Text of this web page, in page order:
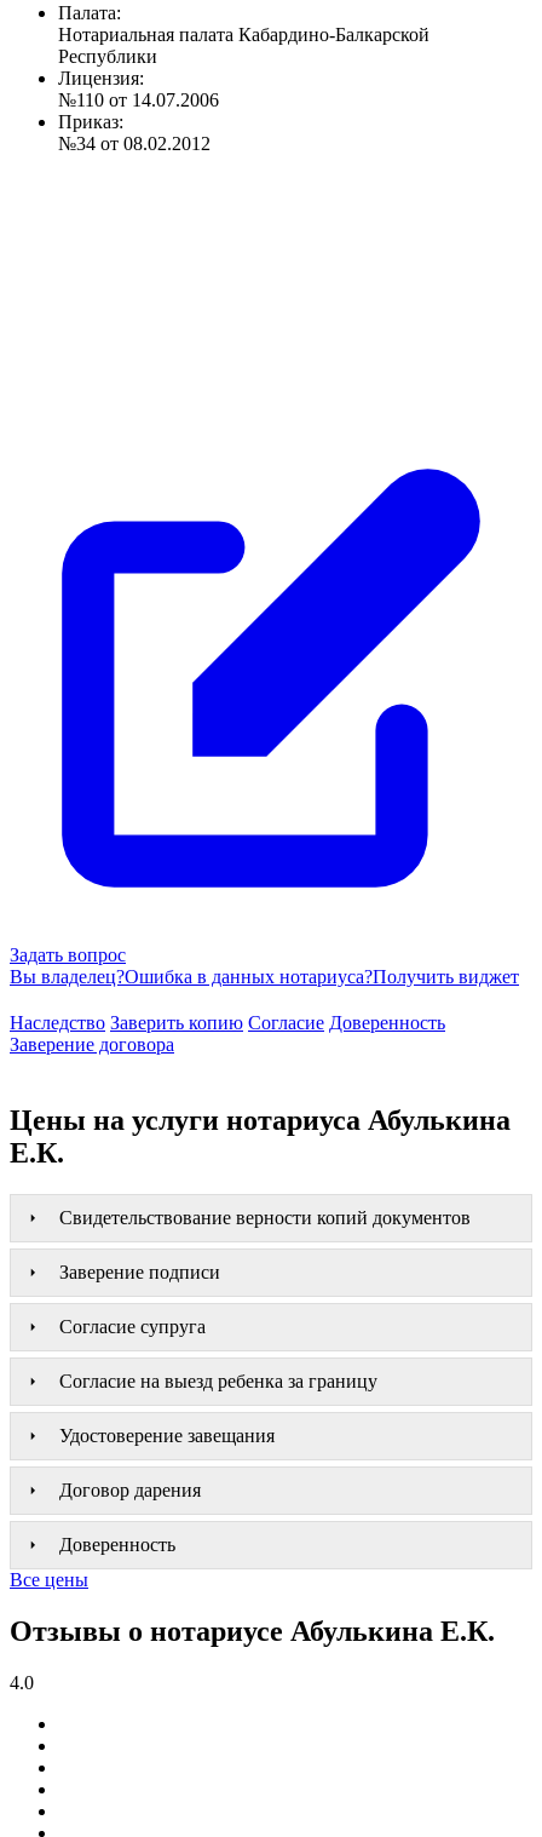
Палата:
Нотариальная палата Кабардино-Балкарской
Республики
Лицензия:
№110 от 14.07.2006
Приказ:
№34 от 08.02.2012
Задать вопрос
Вы владелец?Ошибка в данных нотариуса?Получить виджет
Наследство Заверить копию Согласие Доверенность
Заверение договора
Цены на услуги нотариуса Абулькина
Е.К.
Свидетельствование верности копий документов
Заверение подписи
Согласие супруга
Согласие на выезд ребенка за границу
Удостоверение завещания
Договор дарения
Доверенность
Все цены
Отзывы о нотариусе Абулькина Е.К.
4.0